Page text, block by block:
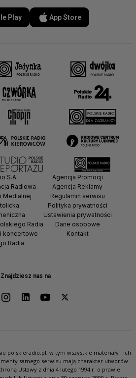
Play App Store
Znajdziesz nas na
S.A.
Radiowa
Medialnej
Radia
koncertowe
Radia
Agencja Promocji
Agencja Reklamy
Regulamin serwisu
Polityka prywatności
Ustawienia prywatności
Dane osobowe
Kontakt
polskieradio.pl, w tym wszystkie materiały i ich
samego serwisu mają charakter utworów
Ustawy z dnia 4 lutego 1994 r. o prawie